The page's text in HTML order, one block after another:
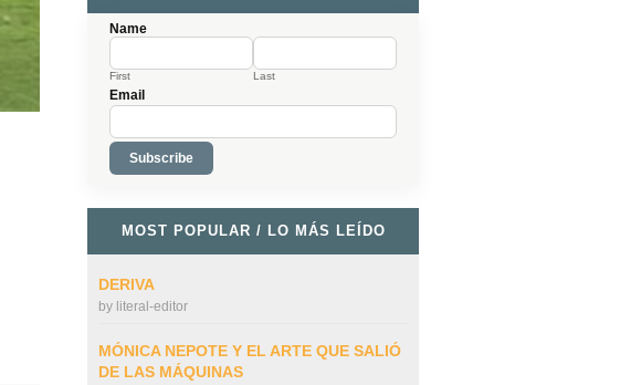
Name
First Last
Email
MOST POPULAR / LO MÁS LEÍDO
DERIVA
by literal-editor
MÓNICA NEPOTE Y EL ARTE QUE SALIÓ
DE LAS MÁQUINAS